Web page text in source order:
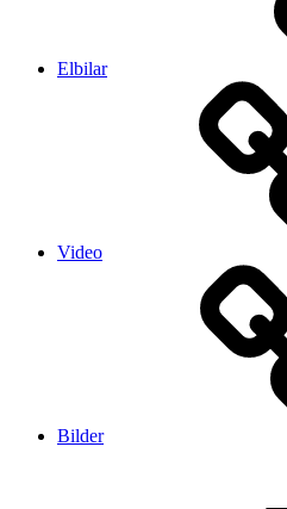
Elbilar
Video
Bilder